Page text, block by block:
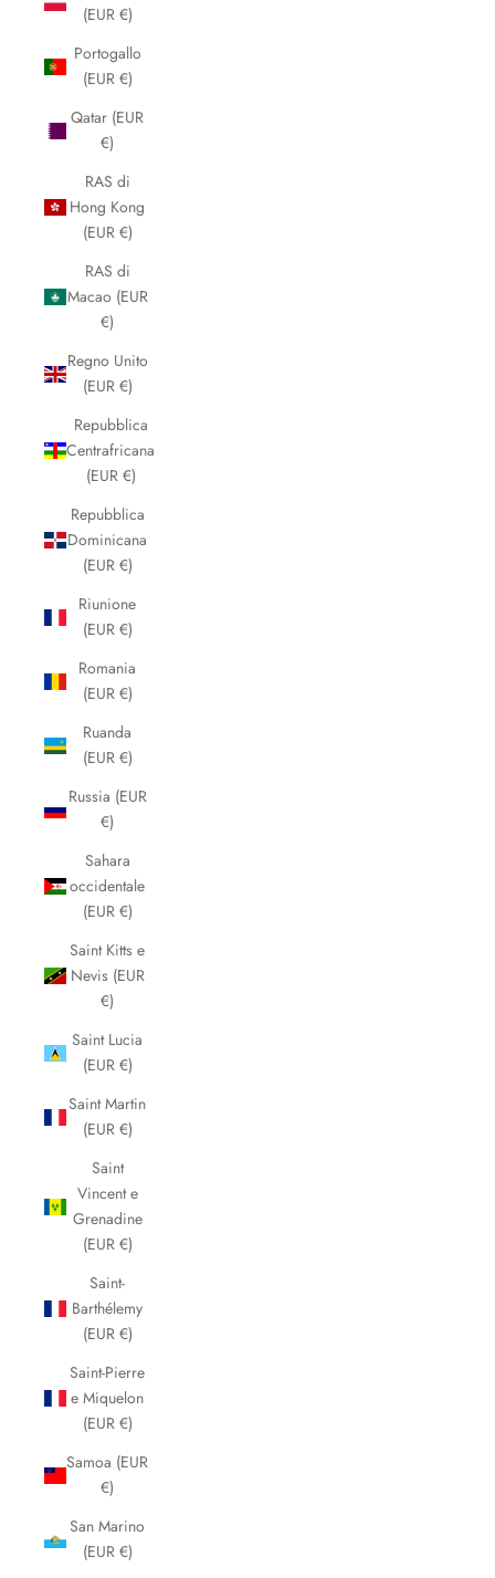
(EUR €)
Portogallo
(EUR €)
Qatar (EUR
€)
RAS di
Hong Kong
(EUR €)
RAS di
Macao (EUR
€)
Regno Unito
(EUR €)
Repubblica
Centrafricana
(EUR €)
Repubblica
Dominicana
(EUR €)
Riunione
(EUR €)
Romania
(EUR €)
Ruanda
(EUR €)
Russia (EUR
€)
Sahara
occidentale
(EUR €)
Saint Kitts e
Nevis (EUR
€)
Saint Lucia
(EUR €)
Saint Martin
(EUR €)
Saint
Vincent e
Grenadine
(EUR €)
Saint-
Barthélemy
(EUR €)
Saint-Pierre
e Miquelon
(EUR €)
Samoa (EUR
€)
San Marino
(EUR €)